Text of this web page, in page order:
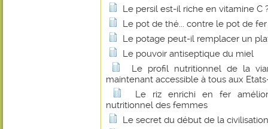
Le persil est-il riche en vitamine C
Le pot de thé... contre le pot de fer
Le potage peut-il remplacer un
Le pouvoir antiseptique du miel
Le profil nutritionnel de la
maintenant accessible à tous aux
Le riz enrichi en fer
nutritionnel des femmes
Le secret du début de la